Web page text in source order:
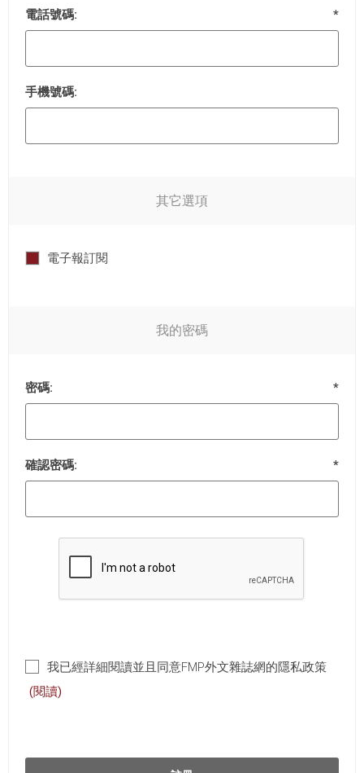
電話號碼: *
手機號碼:
其它選項
電子報訂閱
我的密碼
密碼: *
確認密碼: *
我已經詳細閱讀並且同意FMP外文雜誌網的隱私政策
(閱讀)